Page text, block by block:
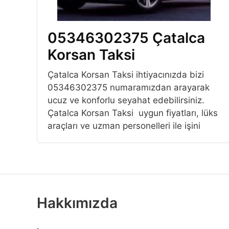
05346302375 Çatalca
Korsan Taksi
Çatalca Korsan Taksi ihtiyacınızda bizi
05346302375 numaramızdan arayarak
ucuz ve konforlu seyahat edebilirsiniz.
Çatalca Korsan Taksi uygun fiyatları, lüks
araçları ve uzman personelleri ile işini
Hakkımızda